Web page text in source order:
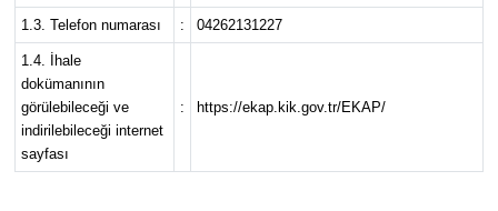
1.3. Telefon numarası : 04262131227
1.4. İhale
dokümanının
görülebileceği ve
indirilebileceği internet
sayfası
: https://ekap.kik.gov.tr/EKAP/
RESMİ İLANLAR
SAĞLIK
SİYASET